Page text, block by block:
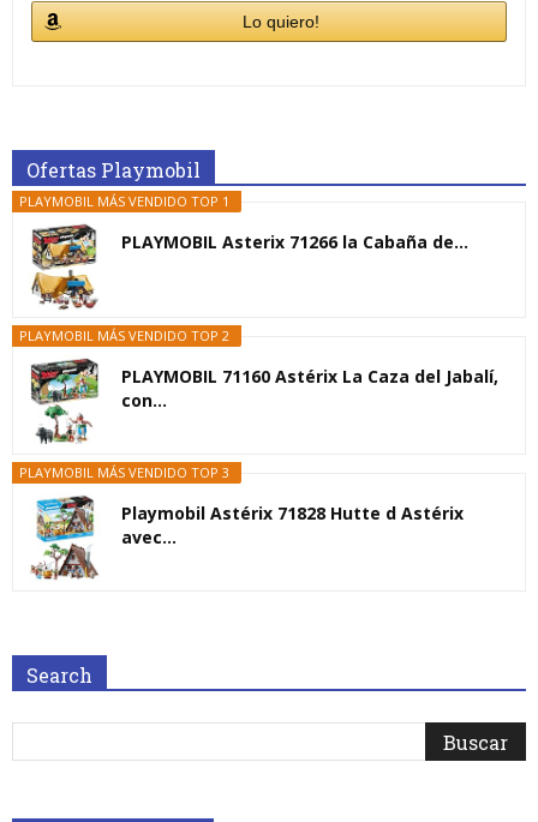
Lo quiero!
Ofertas Playmobil
PLAYMOBIL MÁS VENDIDO TOP 1
PLAYMOBIL Asterix 71266 la Cabaña de...
PLAYMOBIL MÁS VENDIDO TOP 2
PLAYMOBIL 71160 Astérix La Caza del Jabalí,
con...
PLAYMOBIL MÁS VENDIDO TOP 3
Playmobil Astérix 71828 Hutte d Astérix
avec...
Search